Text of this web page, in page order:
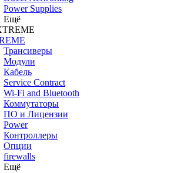
Power Supplies
Ещё
Трансиверы
Модули
Кабель
Service Contract
Wi-Fi and Bluetooth
Коммутаторы
ПО и Лицензии
Power
Контроллеры
Опции
firewalls
Ещё